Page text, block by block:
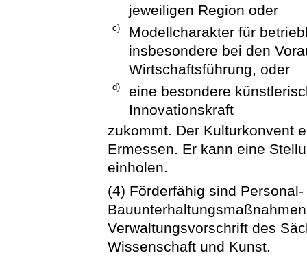
jeweiligen Region oder
c)
Modellcharakter für
insbesondere bei den
Wirtschaftsführung, oder
d)
eine besondere
Innovationskraft
zukommt. Der Kulturkonvent
Ermessen. Er kann eine
einholen.
(4) Förderfähig sind
Verwaltungsvorschrift des
Wissenschaft und Kunst.